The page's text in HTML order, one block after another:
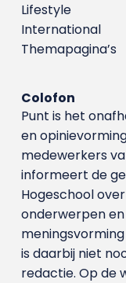
Lifestyle
International
Themapagina’s
Colofon
Punt is het
en
medewerkers
informeert de
Hogeschool
onderwerpen
is daarbij niet
redactie. Op de